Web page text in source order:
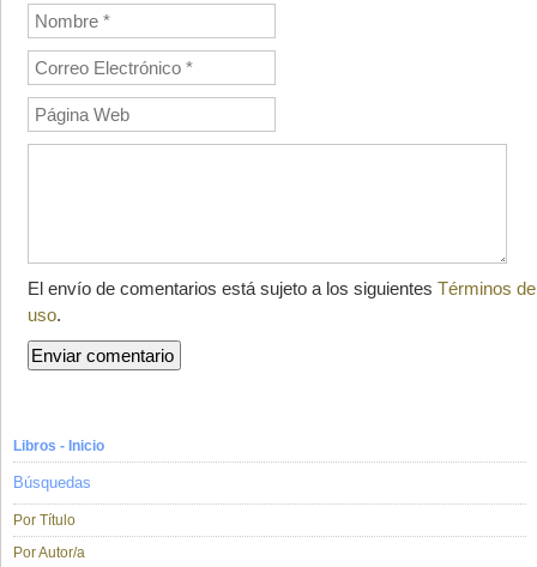
El envío de comentarios está sujeto a los siguientes Términos de
uso.
Libros - Inicio
Búsquedas
Por Título
Por Autor/a